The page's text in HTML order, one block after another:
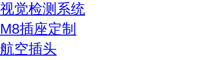
视觉检测系统
M8插座定制
航空插头